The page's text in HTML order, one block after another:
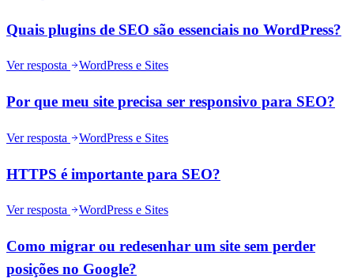
Quais plugins de SEO são essenciais no WordPress?
Ver resposta WordPress e Sites
Por que meu site precisa ser responsivo para SEO?
Ver resposta WordPress e Sites
HTTPS é importante para SEO?
Ver resposta WordPress e Sites
Como migrar ou redesenhar um site sem perder
posições no Google?